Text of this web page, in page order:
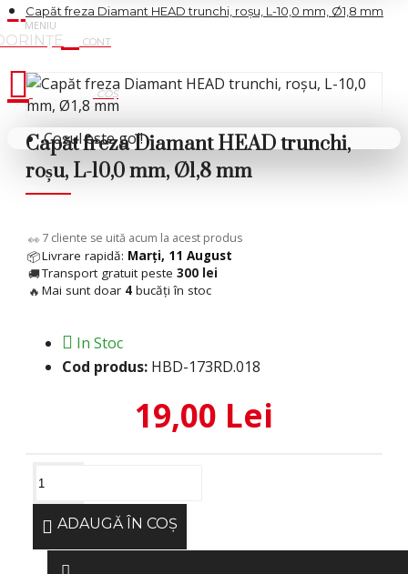
Cosul tau
Coșul este gol!
Capăt freza Diamant HEAD trunchi, roșu, L-10,0 mm, Ø1,8 mm
Capăt freza Diamant HEAD trunchi,
roșu, L-10,0 mm, Ø1,8 mm
👀 7 cliente se uită acum la acest produs
📦Livrare rapidă: Marți, 11 August
🚚Transport gratuit peste 300 lei
🔥 Mai sunt doar 4 bucăți în stoc
In Stoc
Cod produs: HBD-173RD.018
19,00 Lei
ADAUGĂ ÎN COŞ